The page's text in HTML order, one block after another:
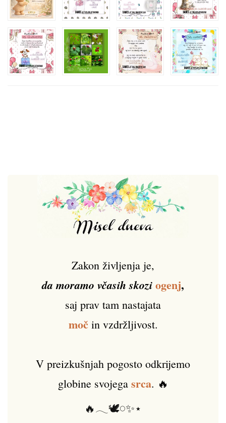
Zakon življenja je,
da moramo včasih skoziogenj,
saj prav tam nastajata
močin vzdržljivost.
V preizkušnjah pogosto odkrijemo
globine svojega srca. 🔥
🔥𓂃🕊️𓏸✨⋆